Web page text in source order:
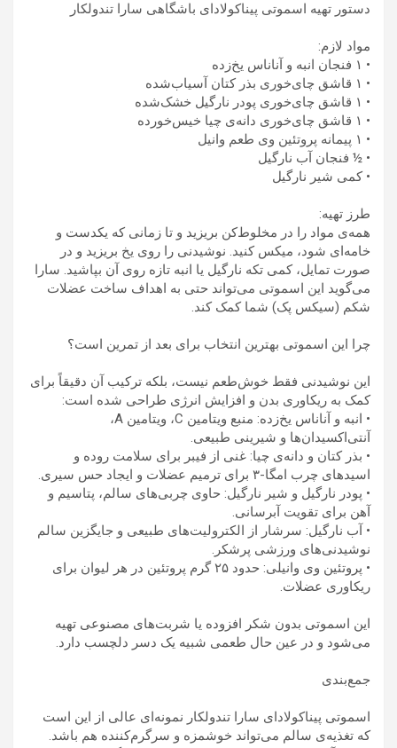
دستور تهیه اسموتی پیناکولادای باشگاهی سارا تندولکار
مواد لازم:
• ۱ فنجان انبه و آناناس یخ‌زده
• ۱ قاشق چای‌خوری بذر کتان آسیاب‌شده
• ۱ قاشق چای‌خوری پودر نارگیل خشک‌شده
• ۱ قاشق چای‌خوری دانه‌ی چیا خیس‌خورده
• ۱ پیمانه پروتئین وی طعم وانیل
• ½ فنجان آب نارگیل
• کمی شیر نارگیل
طرز تهیه:
همه‌ی مواد را در مخلوط‌کن بریزید و تا زمانی که یکدست و
خامه‌ای شود، میکس کنید. نوشیدنی را روی یخ بریزید و در
صورت تمایل، کمی تکه نارگیل یا انبه تازه روی آن بپاشید. سارا
می‌گوید این اسموتی می‌تواند حتی به اهداف ساخت عضلات
شکم (سیکس پک) شما کمک کند.
چرا این اسموتی بهترین انتخاب برای بعد از تمرین است؟
این نوشیدنی فقط خوش‌طعم نیست، بلکه ترکیب آن دقیقاً برای
کمک به ریکاوری بدن و افزایش انرژی طراحی شده است:
• انبه و آناناس یخ‌زده: منبع ویتامین C، ویتامین A،
آنتی‌اکسیدان‌ها و شیرینی طبیعی.
• بذر کتان و دانه‌ی چیا: غنی از فیبر برای سلامت روده و
اسیدهای چرب امگا-۳ برای ترمیم عضلات و ایجاد حس سیری.
• پودر نارگیل و شیر نارگیل: حاوی چربی‌های سالم، پتاسیم و
آهن برای تقویت آبرسانی.
• آب نارگیل: سرشار از الکترولیت‌های طبیعی و جایگزین سالم
نوشیدنی‌های ورزشی پرشکر.
• پروتئین وی وانیلی: حدود ۲۵ گرم پروتئین در هر لیوان برای
ریکاوری عضلات.
این اسموتی بدون شکر افزوده یا شربت‌های مصنوعی تهیه
می‌شود و در عین حال طعمی شبیه یک دسر دلچسب دارد.
جمع‌بندی
اسموتی پیناکولادای سارا تندولکار نمونه‌ای عالی از این است
که تغذیه‌ی سالم می‌تواند خوشمزه و سرگرم‌کننده هم باشد.